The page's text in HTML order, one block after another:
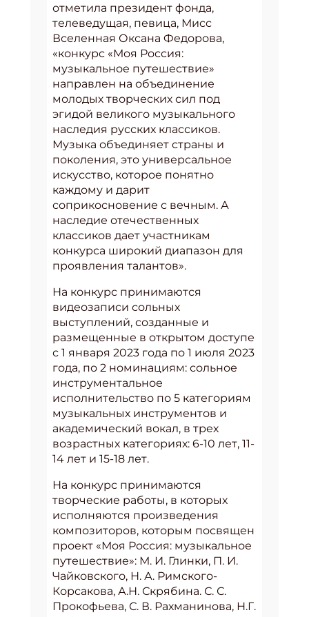
отметила президент фонда,
телеведущая, певица, Мисс
Вселенная Оксана Федорова,
«конкурс «Моя Россия:
музыкальное путешествие»
направлен на объединение
молодых творческих сил под
эгидой великого музыкального
наследия русских классиков.
Музыка объединяет страны и
поколения, это универсальное
искусство, которое понятно
каждому и дарит
соприкосновение с вечным. А
наследие отечественных
классиков дает участникам
конкурса широкий диапазон для
проявления талантов».
На конкурс принимаются
видеозаписи сольных
выступлений, созданные и
размещенные в открытом доступе
с 1 января 2023 года по 1 июля 2023
года, по 2 номинациям: сольное
инструментальное
исполнительство по 5 категориям
музыкальных инструментов и
академический вокал, в трех
возрастных категориях: 6-10 лет, 11-
14 лет и 15-18 лет.
На конкурс принимаются
творческие работы, в которых
исполняются произведения
композиторов, которым посвящен
проект «Моя Россия: музыкальное
путешествие»: М. И. Глинки, П. И.
Чайковского, Н. А. Римского-
Корсакова, А.Н. Скрябина. С. С.
Прокофьева, С. В. Рахманинова, Н.Г.